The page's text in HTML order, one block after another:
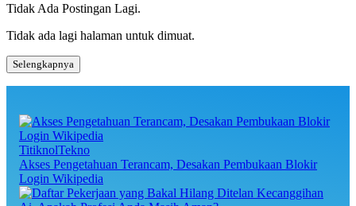
Tidak Ada Postingan Lagi.
Tidak ada lagi halaman untuk dimuat.
Selengkapnya
TitiknolTekno
Akses Pengetahuan Terancam, Desakan Pembukaan Blokir
Login Wikipedia